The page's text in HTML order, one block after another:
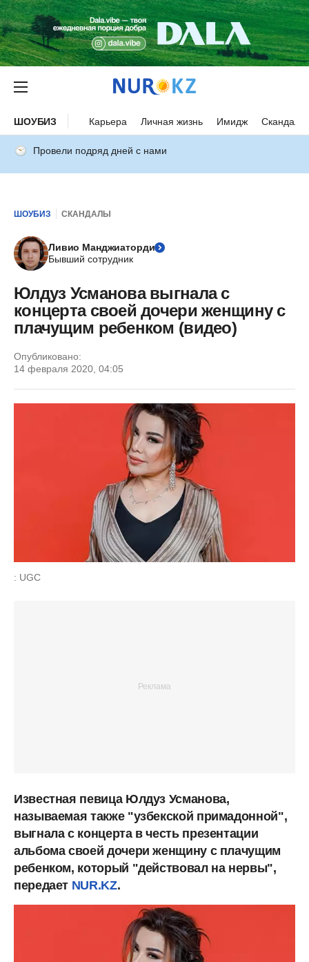
ШОУБИЗ Карьера Личная жизнь Имидж Скандалы
Провели подряд дней с нами
ШОУБИЗ СКАНДАЛЫ
Ливио Манджиаторди
Бывший сотрудник
Юлдуз Усманова выгнала с
концерта своей дочери женщину с
плачущим ребенком (видео)
Опубликовано:
14 февраля 2020, 04:05
: UGC
Известная певица Юлдуз Усманова,
называемая также "узбекской примадонной",
выгнала с концерта в честь презентации
альбома своей дочери женщину с плачущим
ребенком, который "действовал на нервы",
передает NUR.KZ.